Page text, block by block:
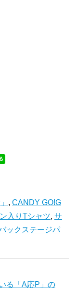
, CANDY GO!G
入りTシャツ, サ
ックステージパ
る「A応P」の